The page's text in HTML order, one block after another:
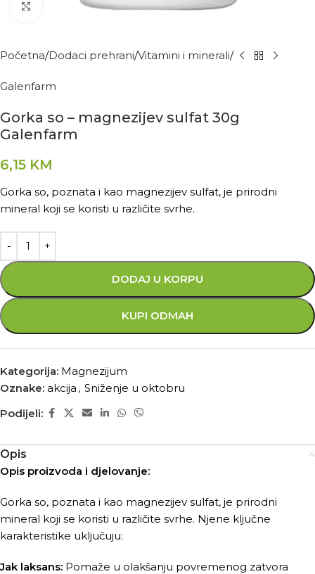
Kliknite za povećanje
Početna Dodaci prehrani Vitamini i minerali
Galenfarm
Gorka so – magnezijev sulfat 30g
Galenfarm
6,15 KM
Gorka so, poznata i kao magnezijev sulfat, je prirodni
mineral koji se koristi u različite svrhe.
DODAJ U KORPU
KUPI ODMAH
Kategorija: Magnezijum
Oznake: akcija , Sniženje u oktobru
Podijeli:
Opis
Opis proizvoda i djelovanje:
Gorka so, poznata i kao magnezijev sulfat, je prirodni
mineral koji se koristi u različite svrhe. Njene ključne
karakteristike uključuju:
Jak laksans: Pomaže u olakšanju povremenog zatvora